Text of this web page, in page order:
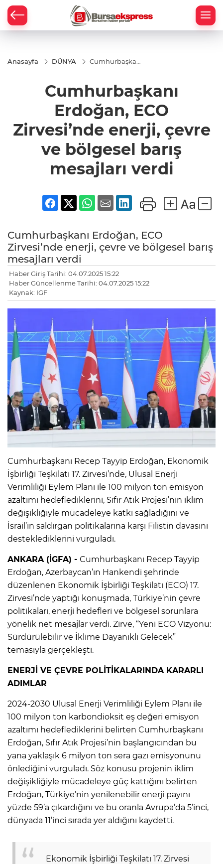
Anasayfa DÜNYA
Cumhurbaşkanı
enerji, çevre ve
bölgesel barış
mesajları verdi
Cumhurbaşkanı
Erdoğan, ECO
Zirvesi’nde enerji, çevre
ve bölgesel barış
mesajları verdi
Cumhurbaşkanı Erdoğan, ECO
Zirvesi’nde enerji, çevre ve bölgesel barış
mesajları verdi
Haber Giriş Tarihi: 04.07.2025 15:22
Haber Güncellenme Tarihi: 04.07.2025 15:22
Kaynak: IGF
Cumhurbaşkanı Recep Tayyip Erdoğan, Ekonomik
İşbirliği Teşkilatı 17. Zirvesi’nde, Ulusal Enerji
Verimliliği Eylem Planı ile 100 milyon ton emisyon
azaltımı hedeflediklerini, Sıfır Atık Projesi’nin iklim
değişikliğiyle mücadeleye katkı sağladığını ve
İsrail’in saldırgan politikalarına karşı Filistin davasını
desteklediklerini vurguladı.
ANKARA (İGFA) - Cumhurbaşkanı Recep Tayyip
Erdoğan, Azerbaycan’ın Hankendi şehrinde
düzenlenen Ekonomik İşbirliği Teşkilatı (ECO) 17.
Zirvesi’nde yaptığı konuşmada, Türkiye’nin çevre
politikaları, enerji hedefleri ve bölgesel sorunlara
yönelik net mesajlar verdi. Zirve, “Yeni ECO Vizyonu:
Sürdürülebilir ve İklime Dayanıklı Gelecek”
temasıyla gerçekleşti.
ENERJİ VE ÇEVRE POLİTİKALARINDA KARARLI
ADIMLAR
2024-2030 Ulusal Enerji Verimliliği Eylem Planı ile
100 milyon ton karbondioksit eş değeri emisyon
azaltımı hedeflediklerini belirten Cumhurbaşkanı
Erdoğan, Sıfır Atık Projesi’nin başlangıcından bu
yana yaklaşık 6 milyon ton sera gazı emisyonunu
önlediğini vurguladı. Söz konusu projenin iklim
değişikliğiyle mücadeleye güç kattığını belirten
Erdoğan, Türkiye’nin yenilenebilir enerji payını
yüzde 59’a çıkardığını ve bu oranla Avrupa’da 5’inci,
dünyada 11’inci sırada yer aldığını kaydetti.
Ekonomik İşbirliği Teşkilatı 17. Zirvesi